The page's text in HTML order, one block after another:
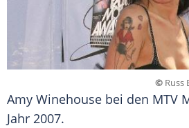
© Russ
Amy Winehouse bei den MTV
Jahr 2007.